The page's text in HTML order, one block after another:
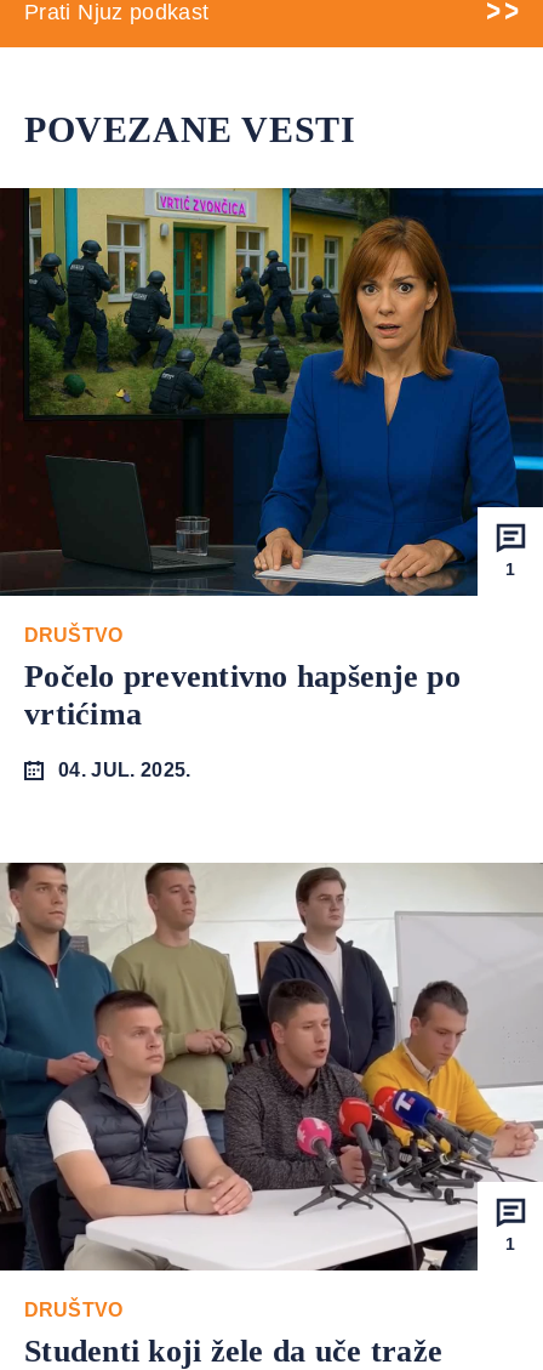
Prati Njuz podkast
POVEZANE VESTI
1
DRUŠTVO
Počelo preventivno hapšenje po
vrtićima
04. JUL. 2025.
1
DRUŠTVO
Studenti koji žele da uče traže